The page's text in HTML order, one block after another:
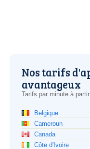
Nos tarifs
avantageux
Tarifs par minute à
Belgique
Cameroun
Canada
Côte d'Ivoire